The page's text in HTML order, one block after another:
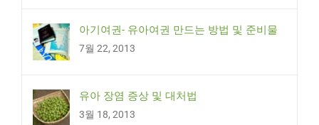
아기여권- 유아여권 만드는 방법 및 준비물
7월 22, 2013
유아 장염 증상 및 대처법
3월 18, 2013